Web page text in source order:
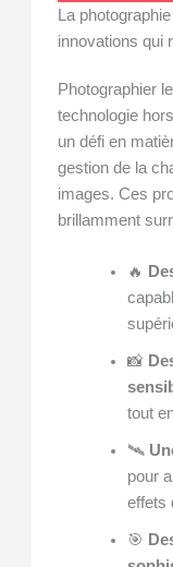
La
innovations qui
Photographier
technologie
un défi en
gestion de la
images. Ces
brillamment
🔥
📸
tout
🛰️
pour
effets
🎯